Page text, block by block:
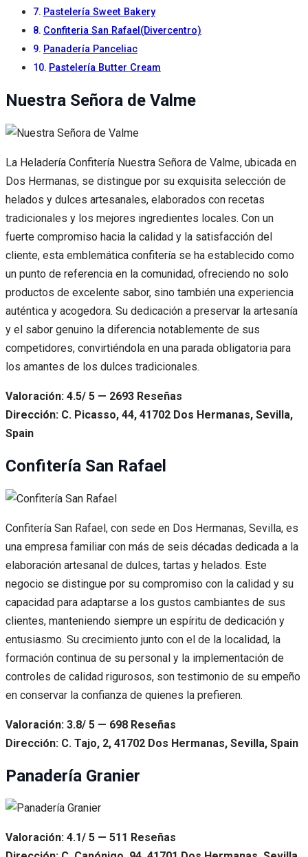
Pastelería Sweet Bakery
Confiteria San Rafael(Divercentro)
Panadería Panceliac
Pastelería Butter Cream
Nuestra Señora de Valme
La Heladería Confitería Nuestra Señora de Valme, ubicada en
Dos Hermanas, se distingue por su exquisita selección de
helados y dulces artesanales, elaborados con recetas
tradicionales y los mejores ingredientes locales. Con un
fuerte compromiso hacia la calidad y la satisfacción del
cliente, esta emblemática confitería se ha establecido como
un punto de referencia en la comunidad, ofreciendo no solo
productos de excelente sabor, sino también una experiencia
auténtica y acogedora. Su dedicación a preservar la artesanía
y el sabor genuino la diferencia notablemente de sus
competidores, convirtiéndola en una parada obligatoria para
los amantes de los dulces tradicionales.
Valoración: 4.5/ 5 — 2693 Reseñas
Dirección: C. Picasso, 44, 41702 Dos Hermanas, Sevilla,
Spain
Confitería San Rafael
Confitería San Rafael, con sede en Dos Hermanas, Sevilla, es
una empresa familiar con más de seis décadas dedicada a la
elaboración artesanal de dulces, tartas y helados. Este
negocio se distingue por su compromiso con la calidad y su
capacidad para adaptarse a los gustos cambiantes de sus
clientes, manteniendo siempre un espíritu de dedicación y
entusiasmo. Su crecimiento junto con el de la localidad, la
formación continua de su personal y la implementación de
controles de calidad rigurosos, son testimonio de su empeño
en conservar la confianza de quienes la prefieren.
Valoración: 3.8/ 5 — 698 Reseñas
Dirección: C. Tajo, 2, 41702 Dos Hermanas, Sevilla, Spain
Panadería Granier
Valoración: 4.1/ 5 — 511 Reseñas